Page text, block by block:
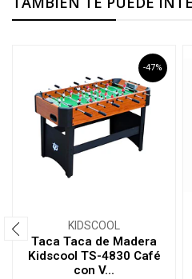
-47%
KIDSCOOL
Taca Taca de Madera
Kidscool TS-4830 Café
con V...